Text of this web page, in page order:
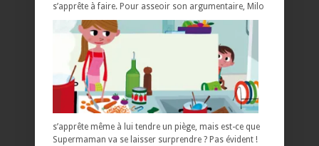
s’apprête à faire. Pour asseoir son argumentaire, Milo
s’apprête même à lui tendre un piège, mais est-ce que
Supermaman va se laisser surprendre ? Pas évident !